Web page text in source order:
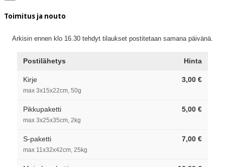
Toimitus ja nouto
Arkisin ennen klo 16.30 tehdyt tilaukset postitetaan samana päivänä.
Postilähetys Hinta
Kirje
max 3x15x22cm, 50g
3,00 €
Pikkupaketti
max 3x25x35cm, 2kg
5,00 €
S-paketti
max 11x32x42cm, 25kg
7,00 €